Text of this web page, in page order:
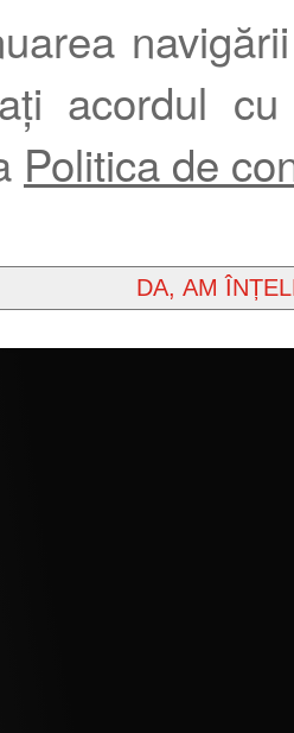
acordul
Politica de